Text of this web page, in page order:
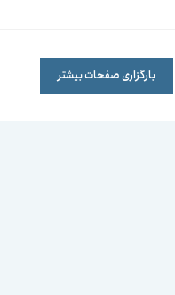
بارگزاری صفحات بیشتر